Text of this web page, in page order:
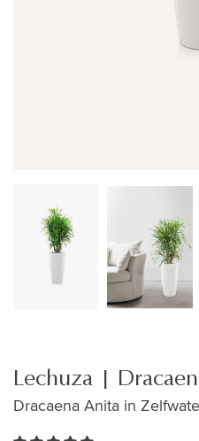
Lechuza |
Dracaena Anita in